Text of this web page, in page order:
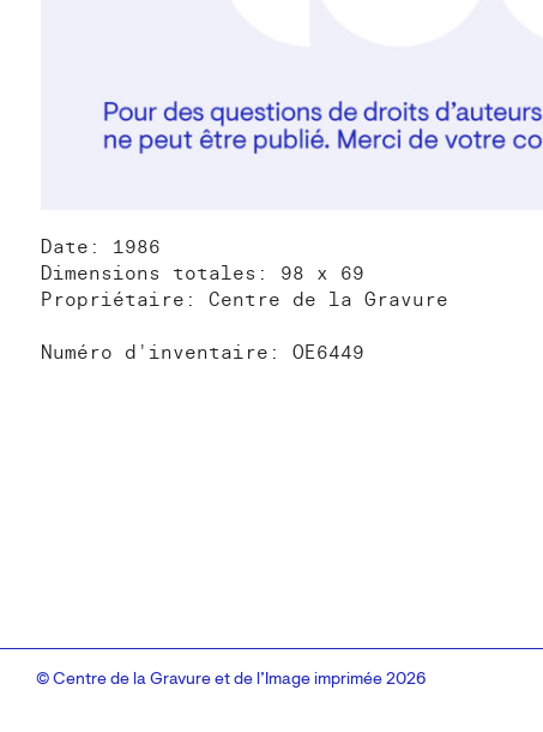
Date: 1986
Dimensions totales: 98 x 69
Propriétaire: Centre de la Gravure
Numéro d'inventaire: OE6449
© Centre de la Gravure et de l’Image imprimée 2026